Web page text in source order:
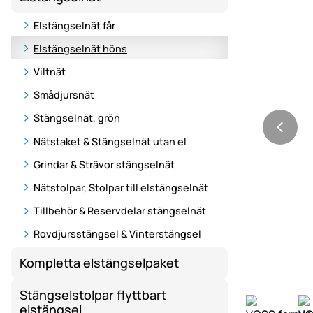
Elstängselnät får
Elstängselnät höns
Viltnät
Smådjursnät
Stängselnät, grön
Nätstaket & Stängselnät utan el
Grindar & Strävor stängselnät
Nätstolpar, Stolpar till elstängselnät
Tillbehör & Reservdelar stängselnät
Rovdjursstängsel & Vinterstängsel
Kompletta elstängselpaket
Stängselstolpar flyttbart
elstängsel